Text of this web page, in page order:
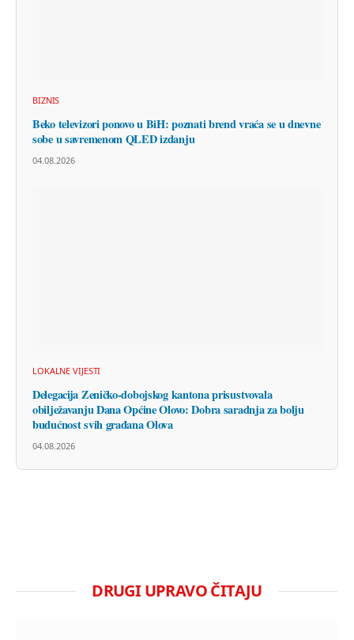
BIZNIS
Beko televizori ponovo u BiH: poznati brend vraća se u dnevne
sobe u savremenom QLED izdanju
04.08.2026
LOKALNE VIJESTI
Delegacija Zeničko-dobojskog kantona prisustvovala
obilježavanju Dana Općine Olovo: Dobra saradnja za bolju
budućnost svih građana Olova
04.08.2026
DRUGI UPRAVO ČITAJU